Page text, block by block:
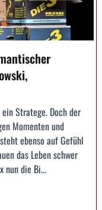
Stratege. Doch der
Momenten und
ebenso auf Gefühl
das Leben schwer
nun die Bi...